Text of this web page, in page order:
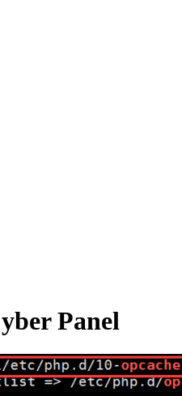
Panel